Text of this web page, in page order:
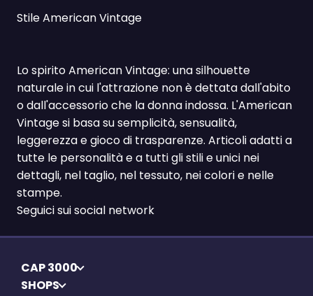
Stile American Vintage
Lo spirito American Vintage: una silhouette
naturale in cui l'attrazione non è dettata dall'abito
o dall'accessorio che la donna indossa. L'American
Vintage si basa su semplicità, sensualità,
leggerezza e gioco di trasparenze. Articoli adatti a
tutte le personalità e a tutti gli stili e unici nei
dettagli, nel taglio, nel tessuto, nei colori e nelle
stampe.
Seguici sui social network
CAP 3000
SHOPS